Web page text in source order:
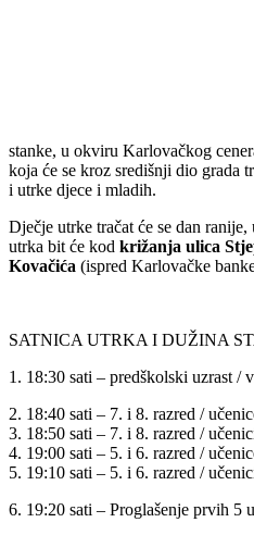
stanke, u okviru Karlovačkog
koja će se kroz središnji dio grada
i utrke djece i mladih.
Dječje utrke tračat će se dan ranije,
utrka bit će kod križanja ulica
Kovačića (ispred Karlovačke
SATNICA UTRKA I DUŽINA
1. 18:30 sati – predškolski uzrast /
2. 18:40 sati – 7. i 8. razred /
3. 18:50 sati – 7. i 8. razred /
4. 19:00 sati – 5. i 6. razred /
5. 19:10 sati – 5. i 6. razred /
6. 19:20 sati – Proglašenje prvih 5